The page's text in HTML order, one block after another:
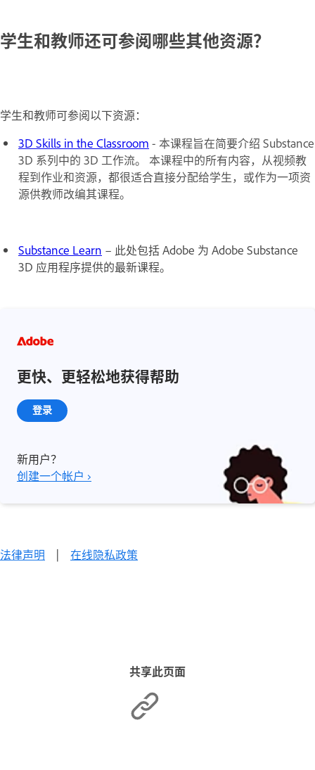
学生和教师还可参阅哪些其他资源？
学生和教师可参阅以下资源：
3D Skills in the Classroom - 本课程旨在简要介绍 Substance
3D 系列中的 3D 工作流。 本课程中的所有内容，从视频教
程到作业和资源，都很适合直接分配给学生，或作为一项资
源供教师改编其课程。
Substance Learn – 此处包括 Adobe 为 Adobe Substance
3D 应用程序提供的最新课程。
更快、更轻松地获得帮助
登录
新用户？
创建一个帐户 ›
法律声明 | 在线隐私政策
共享此页面